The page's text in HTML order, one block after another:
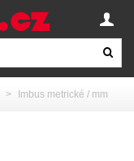
> Imbus metrické / mm